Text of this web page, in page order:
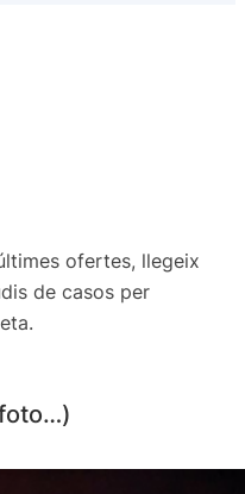
ofertes, llegeix
de casos per